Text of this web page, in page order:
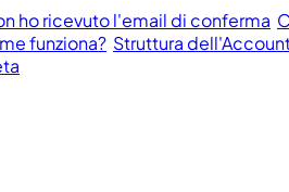
ho ricevuto l'email di conferma
funziona? Struttura